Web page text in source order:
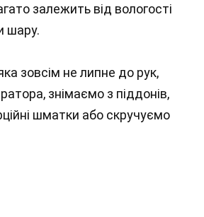
залежить від вологості
шару.
зовсім не липне до рук,
знімаємо з піддонів,
шматки або скручуємо